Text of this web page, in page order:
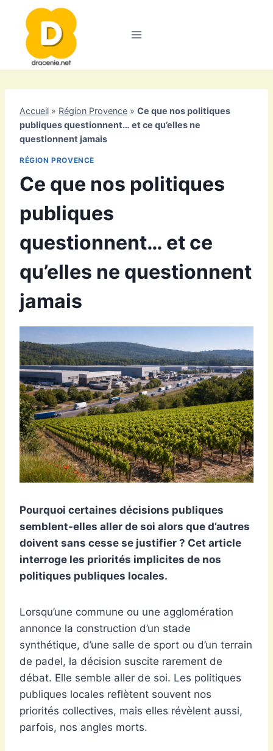
contenu
Accueil » Région Provence » Ce que nos politiques
publiques questionnent… et ce qu’elles ne
questionnent jamais
RÉGION PROVENCE
Ce que nos politiques
publiques
questionnent… et ce
qu’elles ne questionnent
jamais
Pourquoi certaines décisions publiques
semblent-elles aller de soi alors que d’autres
doivent sans cesse se justifier ? Cet article
interroge les priorités implicites de nos
politiques publiques locales.
Lorsqu’une commune ou une agglomération
annonce la construction d’un stade
synthétique, d’une salle de sport ou d’un terrain
de padel, la décision suscite rarement de
débat. Elle semble aller de soi. Les politiques
publiques locales reflètent souvent nos
priorités collectives, mais elles révèlent aussi,
parfois, nos angles morts.